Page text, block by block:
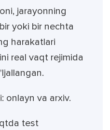
jarayonning
yoki bir nechta
harakatlari
real vaqt rejimida
onlayn va arxiv.
test